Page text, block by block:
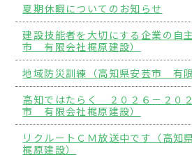
夏期休暇についてのお知らせ
建設技能者を大切にする企業の自
市 有限会社梶原建設）
地域防災訓練（高知県安芸市 有限
高知ではたらく ２０２６－２０
市 有限会社梶原建設）
リクルートＣＭ放送中です（高
梶原建設）